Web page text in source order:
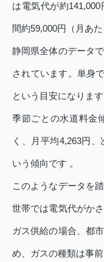
は電気代が約
間約59,000円（月あ
静岡県全体のデータ
されています。単身
という目安になります
季節ごとの水道料金
く、月平均4,263円
いう傾向です 。
このようなデータを
世帯では電気代がか
ガス供給の場合、都
め、ガスの種類は事